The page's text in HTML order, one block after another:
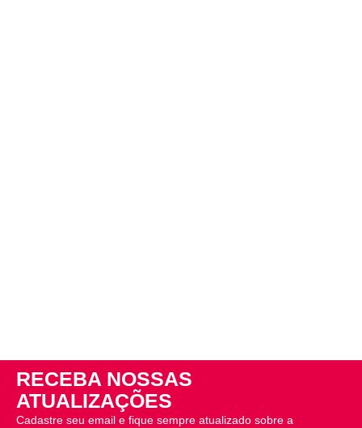
RECEBA NOSSAS
ATUALIZAÇÕES
Cadastre seu email e fique sempre atualizado sobre a